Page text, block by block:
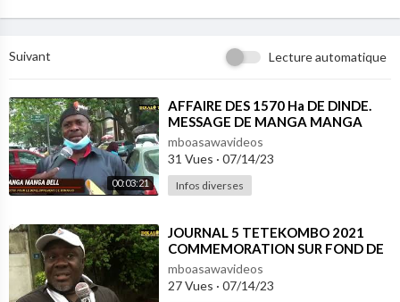
Suivant Lecture automatique
00:03:21
⁣AFFAIRE DES 1570 Ha DE DINDE.
MESSAGE DE MANGA MANGA
PATRICK ET ESSEBOU MANGA
FREDERIC
mboasawavideos
31 Vues · 07/14/23
Infos diverses
⁣JOURNAL 5 TETEKOMBO 2021
COMMEMORATION SUR FOND DE
CRISE DES 1570 Ha DE DINDE
mboasawavideos
27 Vues · 07/14/23